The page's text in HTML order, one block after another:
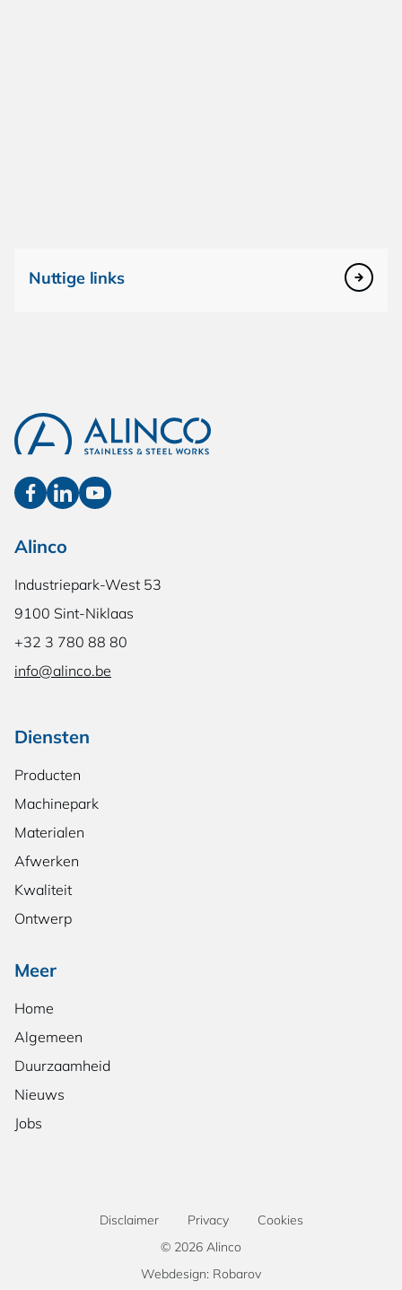
Nuttige links
Alinco
Industriepark-West 53
9100 Sint-Niklaas
+32 3 780 88 80
info@alinco.be
Diensten
Producten
Machinepark
Materialen
Afwerken
Kwaliteit
Ontwerp
Meer
Home
Algemeen
Duurzaamheid
Nieuws
Jobs
Disclaimer Privacy
Cookies
© 2026 Alinco
Webdesign: Robarov